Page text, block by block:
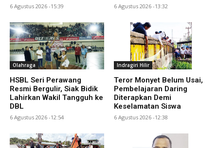
6 Agustus 2026 -15:39 6 Agustus 2026 -13:32
Olahraga
HSBL Seri Perawang
Resmi Bergulir, Siak Bidik
Lahirkan Wakil Tangguh ke
DBL
6 Agustus 2026 -12:54
Indragiri Hilir
Teror Monyet Belum Usai,
Pembelajaran Daring
Diterapkan Demi
Keselamatan Siswa
6 Agustus 2026 -12:38